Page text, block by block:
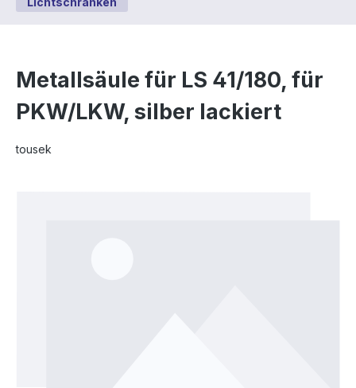
Metallsäule für LS 41/180, für
PKW/LKW, silber lackiert
tousek